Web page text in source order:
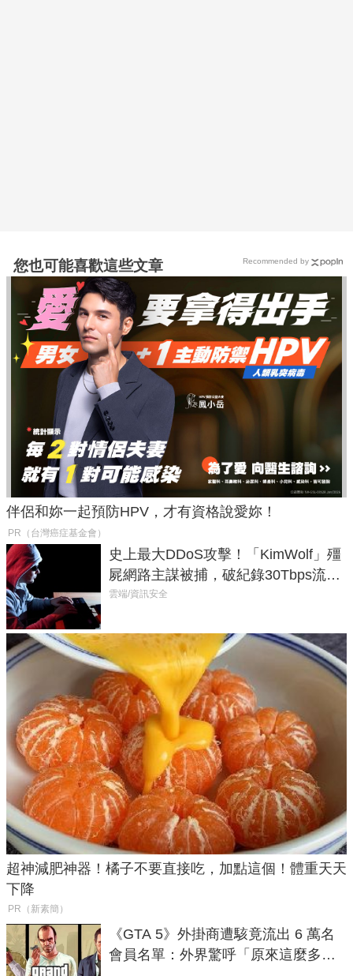
您也可能喜歡這些文章
伴侶和妳一起預防HPV，才有資格說愛妳！
PR（台灣癌症基金會）
史上最大DDoS攻擊！「KimWolf」殭
屍網路主謀被捕，破紀錄30Tbps流量
癱瘓全球！
雲端/資訊安全
超神減肥神器！橘子不要直接吃，加點這個！體重天天
下降
PR（新素簡）
《GTA 5》外掛商遭駭竟流出 6 萬名
會員名單：外界驚呼「原來這麼多人
Recommended by